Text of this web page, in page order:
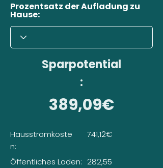
Prozentsatz der Aufladung zu
Hause:
Sparpotential
:
389,09€
Hausstromkoste
n:
Öffentliches Laden:
741,12€
282,55